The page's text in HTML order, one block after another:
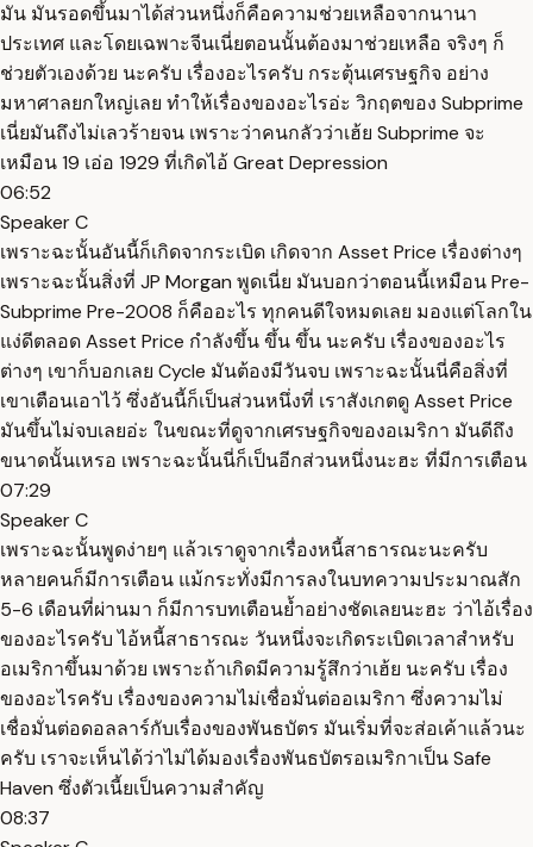
มัน มันรอดขึ้นมาได้ส่วนหนึ่งก็คือความช่วยเหลือจากนานา
ประเทศ และโดยเฉพาะจีนเนี่ยตอนนั้นต้องมาช่วยเหลือ จริงๆ ก็
ช่วยตัวเองด้วย นะครับ เรื่องอะไรครับ กระตุ้นเศรษฐกิจ อย่าง
มหาศาลยกใหญ่เลย ทำให้เรื่องของอะไรอ่ะ วิกฤตของ Subprime
เนี่ยมันถึงไม่เลวร้ายจน เพราะว่าคนกลัวว่าเฮ้ย Subprime จะ
เหมือน 19 เอ่อ 1929 ที่เกิดไอ้ Great Depression
06:52
Speaker C
เพราะฉะนั้นอันนี้ก็เกิดจากระเบิด เกิดจาก Asset Price เรื่องต่างๆ
เพราะฉะนั้นสิ่งที่ JP Morgan พูดเนี่ย มันบอกว่าตอนนี้เหมือน Pre-
Subprime Pre-2008 ก็คืออะไร ทุกคนดีใจหมดเลย มองแต่โลกใน
แง่ดีตลอด Asset Price กำลังขึ้น ขึ้น ขึ้น นะครับ เรื่องของอะไร
ต่างๆ เขาก็บอกเลย Cycle มันต้องมีวันจบ เพราะฉะนั้นนี่คือสิ่งที่
เขาเตือนเอาไว้ ซึ่งอันนี้ก็เป็นส่วนหนึ่งที่ เราสังเกตดู Asset Price
มันขึ้นไม่จบเลยอ่ะ ในขณะที่ดูจากเศรษฐกิจของอเมริกา มันดีถึง
ขนาดนั้นเหรอ เพราะฉะนั้นนี่ก็เป็นอีกส่วนหนึ่งนะฮะ ที่มีการเตือน
07:29
Speaker C
เพราะฉะนั้นพูดง่ายๆ แล้วเราดูจากเรื่องหนี้สาธารณะนะครับ
หลายคนก็มีการเตือน แม้กระทั่งมีการลงในบทความประมาณสัก
5-6 เดือนที่ผ่านมา ก็มีการบทเตือนย้ำอย่างชัดเลยนะฮะ ว่าไอ้เรื่อง
ของอะไรครับ ไอ้หนี้สาธารณะ วันหนึ่งจะเกิดระเบิดเวลาสำหรับ
อเมริกาขึ้นมาด้วย เพราะถ้าเกิดมีความรู้สึกว่าเฮ้ย นะครับ เรื่อง
ของอะไรครับ เรื่องของความไม่เชื่อมั่นต่ออเมริกา ซึ่งความไม่
เชื่อมั่นต่อดอลลาร์กับเรื่องของพันธบัตร มันเริ่มที่จะส่อเค้าแล้วนะ
ครับ เราจะเห็นได้ว่าไม่ได้มองเรื่องพันธบัตรอเมริกาเป็น Safe
Haven ซึ่งตัวเนี้ยเป็นความสำคัญ
08:37